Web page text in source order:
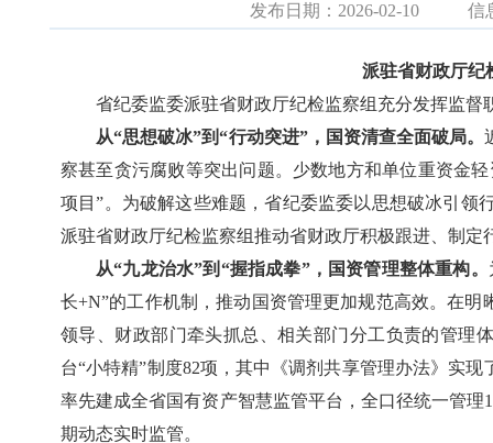
发布日期：2026-02-10 信
派驻省财政厅纪
省纪委监委派驻省财政厅纪检监察组充分发挥监
从“思想破冰”到“行动突进”，国资清查全面破局。
察甚至贪污腐败等突出问题。少数地方和单位重资金
项目”。为破解这些难题，省纪委监委以思想破冰引领
派驻省财政厅纪检监察组推动省财政厅积极跟进、制
从“九龙治水”到“握指成拳”，国资管理整体重构。
长+N”的工作机制，推动国资管理更加规范高效。在
领导、财政部门牵头抓总、相关部门分工负责的管理
台“小特精”制度82项，其中《调剂共享管理办法》实
率先建成全省国有资产智慧监管平台，全口径统一管
期动态实时监管。